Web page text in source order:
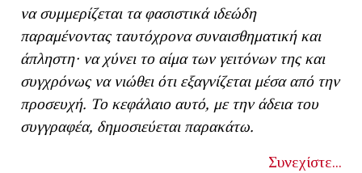
να συμμερίζεται τα φασιστικά ιδεώδη
παραμένοντας ταυτόχρονα συναισθηματική και
άπληστη· να χύνει το αίμα των γειτόνων της και
συγχρόνως να νιώθει ότι εξαγνίζεται μέσα από την
προσευχή. Το κεφάλαιο αυτό, με την άδεια του
συγγραφέα, δημοσιεύεται παρακάτω.
Συνεχίστε...